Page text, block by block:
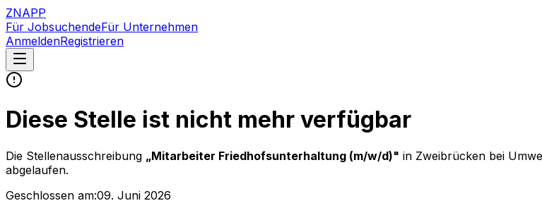
ZNAPP
Für JobsuchendeFür Unternehmen
AnmeldenRegistrieren
Diese Stelle ist nicht mehr verfügbar
Die Stellenausschreibung „Mitarbeiter Friedhofsunterhaltung (m/w/d)" in Zweibrücken bei
abgelaufen.
Geschlossen am:09. Juni 2026